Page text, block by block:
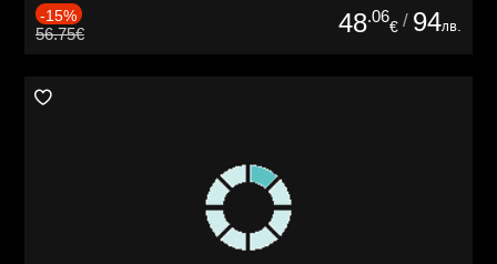
-15%
56.75€ 48.06
€ / 94лв.